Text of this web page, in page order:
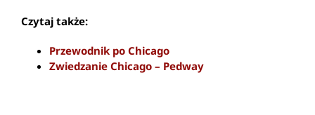
Czytaj także:
Przewodnik po Chicago
Zwiedzanie Chicago – Pedway